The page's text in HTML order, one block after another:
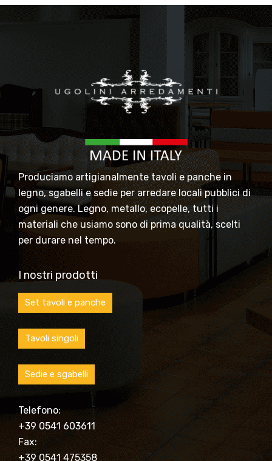
Produciamo artigianalmente tavoli e panche in
legno, sgabelli e sedie per arredare locali pubblici di
ogni genere. Legno, metallo, ecopelle, tutti i
materiali che usiamo sono di prima qualità, scelti
per durare nel tempo.
I nostri prodotti
Set tavoli e panche
Tavoli singoli
Sedie e sgabelli
Telefono:
+39 0541 603611
Fax:
+39 0541 475358